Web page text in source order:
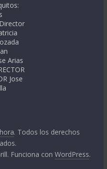
Arias
Jose
. Todos los derechos
Funciona conWordPress.